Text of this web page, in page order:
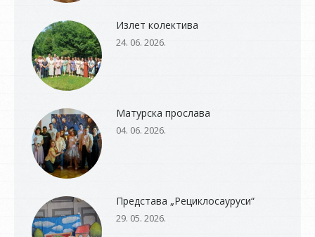
Излет колектива
24. 06. 2026.
Матурска прослава
04. 06. 2026.
Представа „Рециклосауруси“
29. 05. 2026.